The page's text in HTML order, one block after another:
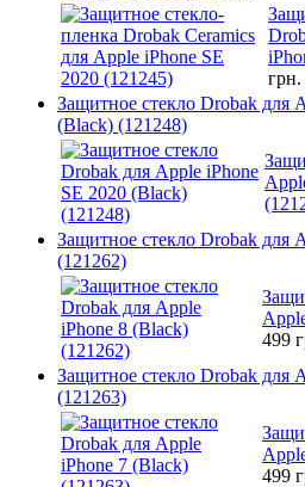
грн.
Защитное стекло Drobak для
(Black) (121248)
Защитное стекло Drobak для
(121262)
499
Защитное стекло Drobak для
(121263)
499